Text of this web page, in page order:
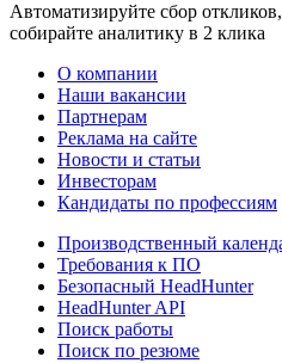
Автоматизируйте сбор
собирайте аналитику в 2 клика
О компании
Наши вакансии
Партнерам
Реклама на сайте
Новости и статьи
Инвесторам
Кандидаты по профессиям
Производственный
Требования к ПО
Безопасный HeadHunter
HeadHunter API
Поиск работы
Поиск по резюме